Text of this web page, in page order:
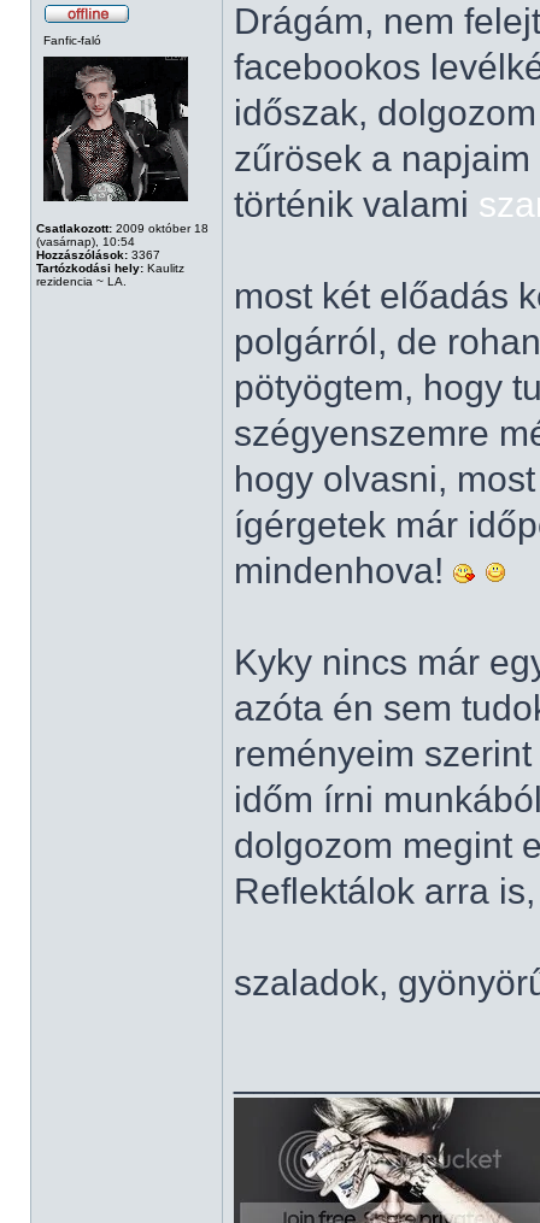
Fanfic-faló
Csatlakozott: 2009 október 18
(vasárnap), 10:54
Hozzászólások: 3367
Tartózkodási hely: Kaulitz
rezidencia ~ LA.
Drágám, nem
facebookos
időszak,
zűrösek a
történik valami
most két előadás
polgárról, de
pötyögtem, hogy
szégyenszemre
hogy olvasni,
ígérgetek már
mindenhova!
Kyky nincs már
azóta én sem
reményeim
időm írni
dolgozom megint
Reflektálok arra
szaladok,